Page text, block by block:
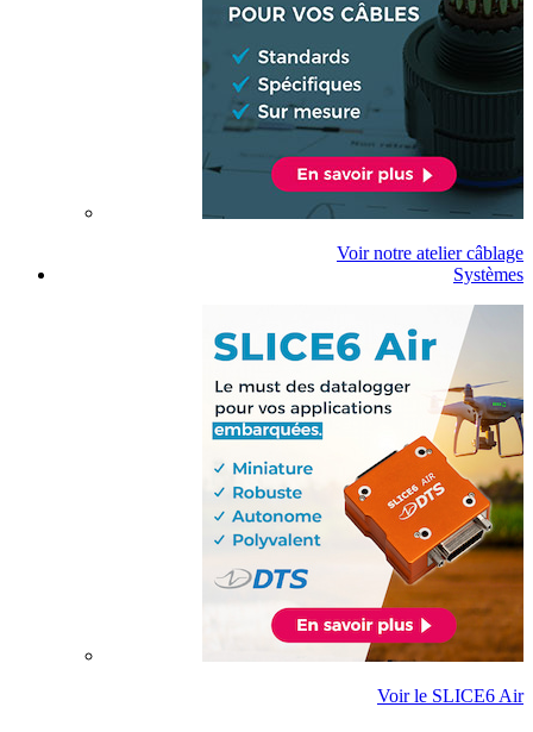
Voir notre atelier câblage
Systèmes
Voir le SLICE6 Air